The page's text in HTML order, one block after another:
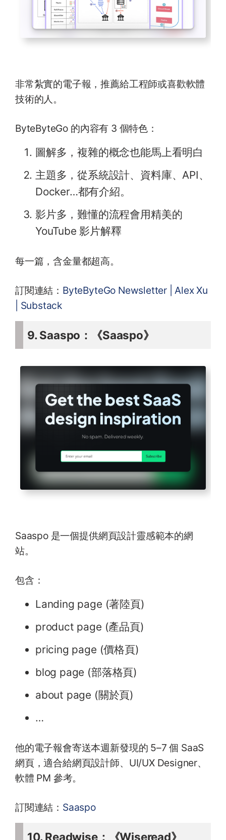
非常紮實的電子報，推薦給工程師或喜歡軟體
技術的人。
ByteByteGo 的內容有 3 個特色：
圖解多，複雜的概念也能馬上看明白
主題多，從系統設計、資料庫、API、
Docker…都有介紹。
影片多，難懂的流程會用精美的
YouTube 影片解釋
每一篇，含金量都超高。
訂閱連結： ByteByteGo Newsletter | Alex Xu
| Substack
9. Saaspo：《Saaspo》
Saaspo 是一個提供網頁設計靈感範本的網
站。
包含：
Landing page (著陸頁)
product page (產品頁)
pricing page (價格頁)
blog page (部落格頁)
about page (關於頁)
…
他的電子報會寄送本週新發現的 5–7 個 SaaS
網頁，適合給網頁設計師、UI/UX Designer、
軟體 PM 參考。
訂閱連結： Saaspo
10. Readwise：《Wiseread》